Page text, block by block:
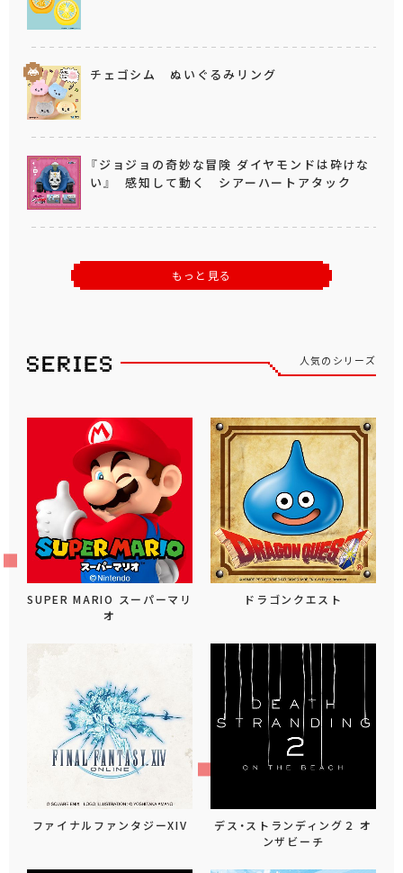
チェゴシム ぬいぐるみリング
『ジョジョの奇妙な冒険 ダイヤモンドは砕けな
い』 感知して動く シアーハートアタック
もっと見る
人気のシリーズ
SUPER MARIO スーパーマリ
オ
ドラゴンクエスト
ファイナルファンタジーXIV
デス・ストランディング２ オ
ンザビーチ